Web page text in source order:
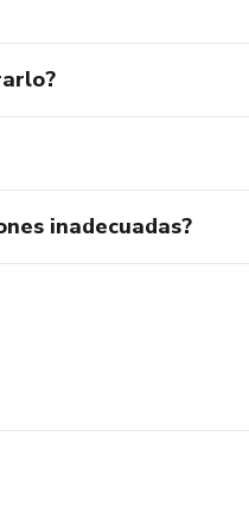
inadecuadas?